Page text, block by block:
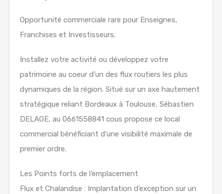
Opportunité commerciale rare pour Enseignes,
Franchises et Investisseurs.
Installez votre activité ou développez votre
patrimoine au coeur d’un des flux routiers les plus
dynamiques de la région. Situé sur un axe hautement
stratégique reliant Bordeaux à Toulouse, Sébastien
DELAGE, au 0661558841 cous propose ce local
commercial bénéficiant d’une visibilité maximale de
premier ordre.
Les Points forts de l’emplacement
Flux et Chalandise : Implantation d’exception sur un